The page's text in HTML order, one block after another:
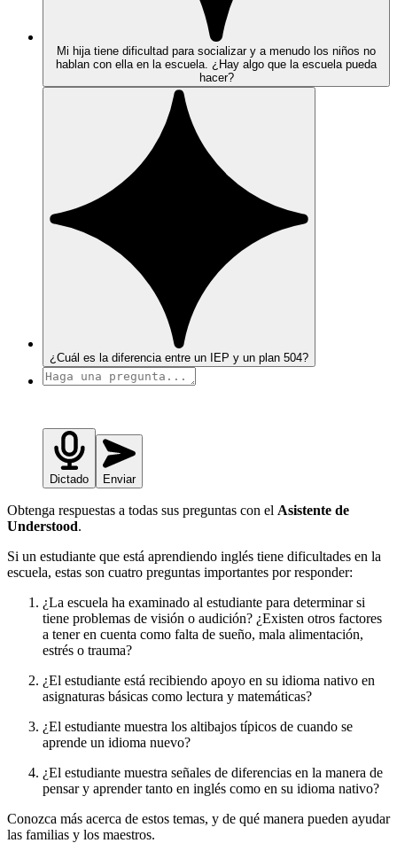
Mi hija tiene dificultad para socializar y a menudo los niños no
hablan con ella en la escuela. ¿Hay algo que la escuela pueda
hacer?
¿Cuál es la diferencia entre un IEP y un plan 504?
Dictado Enviar
Obtenga respuestas a todas sus preguntas con el Asistente de
Understood.
Si un estudiante que está aprendiendo inglés tiene dificultades en la
escuela, estas son cuatro preguntas importantes por responder:
¿La escuela ha examinado al estudiante para determinar si
tiene problemas de visión o audición? ¿Existen otros factores
a tener en cuenta como falta de sueño, mala alimentación,
estrés o trauma?
¿El estudiante está recibiendo apoyo en su idioma nativo en
asignaturas básicas como lectura y matemáticas?
¿El estudiante muestra los altibajos típicos de cuando se
aprende un idioma nuevo?
¿El estudiante muestra señales de diferencias en la manera de
pensar y aprender tanto en inglés como en su idioma nativo?
Conozca más acerca de estos temas, y de qué manera pueden ayudar
las familias y los maestros.